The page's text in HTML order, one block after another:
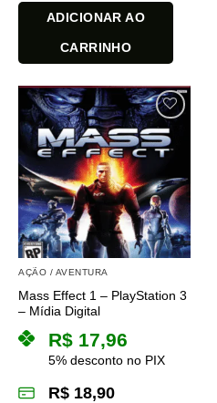
ADICIONAR AO
CARRINHO
AÇÃO / AVENTURA
Mass Effect 1 – PlayStation 3
– Mídia Digital
R$ 17,96
5% desconto no PIX
R$ 18,90